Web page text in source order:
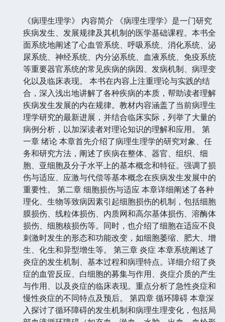
《病理生理学》 内容简介 《病理生理学》是一门研究
疾病发生、发展规律及其机制的医学基础课程。本书全
面系统地阐述了心血管系统、呼吸系统、消化系统、泌
尿系统、神经系统、内分泌系统、血液系统、免疫系统
等重要器官系统的常见疾病的病因、发病机制、病理变
化以及临床表现。 本书在内容上注重理论与实践的结
合，深入浅出地讲解了各种疾病的本质，帮助读者理解
疾病发生发展的内在规律。教材内容涵盖了当前病理生
理学研究的最新进展，并结合临床实际，列举了大量的
病例分析，以加深读者对理论知识的理解和应用。 第
一章 绪论 本章首先介绍了病理生理学的研究对象、任
务和研究方法，阐述了疾病在整体、器官、组织、细
胞、亚细胞及分子水平上的基本概念和特征。强调了损
伤与适应、应激与代偿等基本概念在疾病发生发展中的
重要性。 第二章 细胞损伤与适应 本章详细阐述了各种
理化、生物等致病因素引起细胞损伤的机制，包括细胞
膜损伤、线粒体损伤、内质网和高尔基体损伤、溶酶体
损伤、细胞核损伤等。同时，也介绍了细胞在适应不良
刺激时发生的形态和功能改变，如细胞萎缩、肥大、增
生、化生和异型增生等。 第三章 炎症 本章系统阐述了
炎症的发生机制、基本过程和病理特点。详细介绍了炎
症的血管反应、白细胞的募集与作用、炎症介质的产生
与作用、以及炎症的临床表现。重点分析了急性炎症和
慢性炎症的不同特点及预后。 第四章 循环障碍 本章深
入探讨了循环障碍的发生机制和病理生理变化，包括局